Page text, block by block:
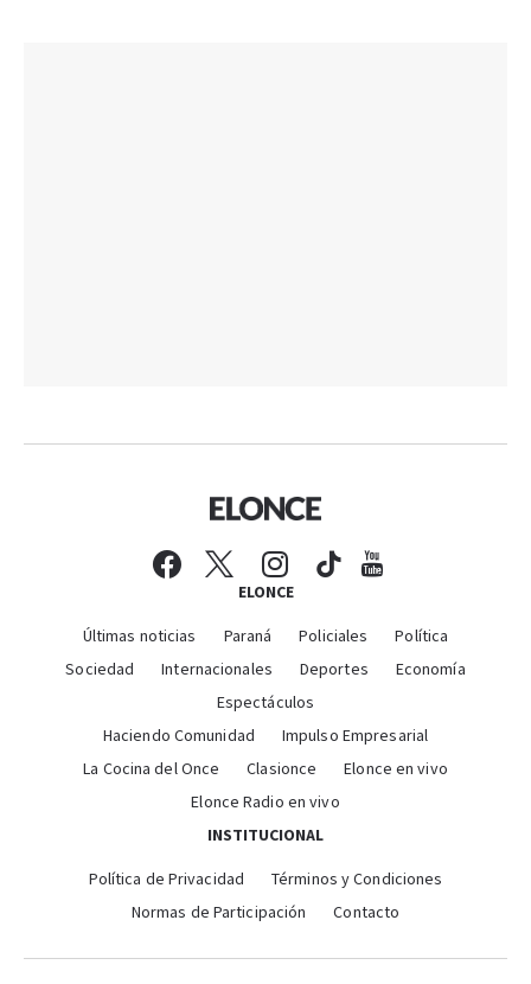
ELONCE
Últimas noticias Paraná Policiales
Política
Sociedad
Internacionales Deportes
Economía
Espectáculos
Haciendo Comunidad
Impulso Empresarial
La Cocina del Once
Clasionce
Elonce en vivo
Elonce Radio en vivo
INSTITUCIONAL
Política de Privacidad
Términos y Condiciones
Normas de Participación
Contacto